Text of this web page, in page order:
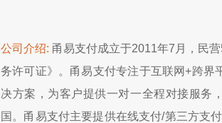
公司介绍: 甬易支付成立于2011年7月，民
务许可证》。甬易支付专注于互联网+跨界
决方案，为客户提供一对一全程对接服务
国。甬易支付主要提供在线支付/第三方支